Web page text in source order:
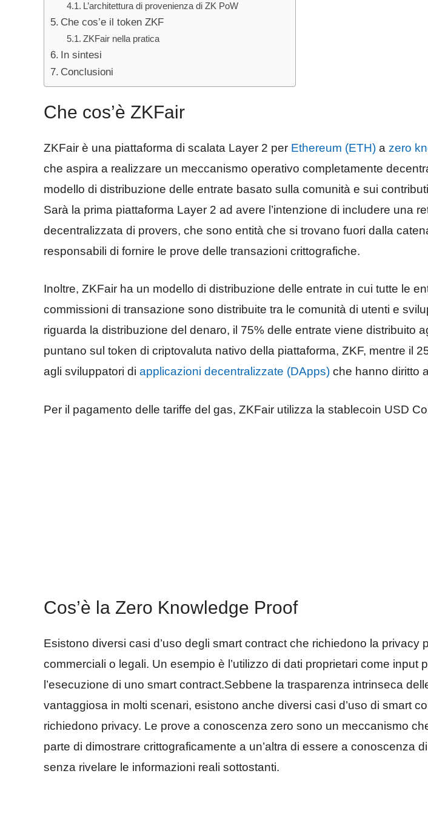
L’architettura di provenienza di ZK PoW
Che cos’e il token ZKF
ZKFair nella pratica
In sintesi
Conclusioni
Che cos’è ZKFair
ZKFair è una piattaforma di scalata Layer 2 per Ethereum (ETH) a zero
che aspira a realizzare un meccanismo operativo completamente
modello di distribuzione delle entrate basato sulla comunità e sui
Sarà la prima piattaforma Layer 2 ad avere l’intenzione di includere una
decentralizzata di provers, che sono entità che si trovano fuori dalla
responsabili di fornire le prove delle transazioni crittografiche.
Inoltre, ZKFair ha un modello di distribuzione delle entrate in cui tutte le
commissioni di transazione sono distribuite tra le comunità di utenti e
riguarda la distribuzione del denaro, il 75% delle entrate viene distribuito
puntano sul token di criptovaluta nativo della piattaforma, ZKF, mentre il
agli sviluppatori di applicazioni decentralizzate (DApps) che hanno diritto
Per il pagamento delle tariffe del gas, ZKFair utilizza la stablecoin USD
Cos’è la Zero Knowledge Proof
Esistono diversi casi d’uso degli smart contract che richiedono la privacy
commerciali o legali. Un esempio è l’utilizzo di dati proprietari come input
l’esecuzione di uno smart contract.Sebbene la trasparenza intrinseca
vantaggiosa in molti scenari, esistono anche diversi casi d’uso di smart
richiedono privacy. Le prove a conoscenza zero sono un meccanismo
parte di dimostrare crittograficamente a un’altra di essere a conoscenza
senza rivelare le informazioni reali sottostanti.